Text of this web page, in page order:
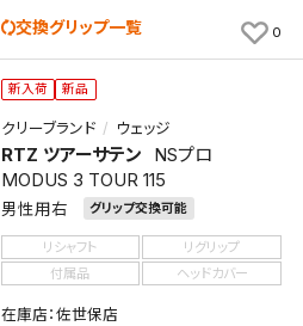
交換グリップ一覧 0
新入荷 新品
クリーブランド ウェッジ
RTZ ツアーサテン
NSプロ
MODUS 3 TOUR 115
男性用右 グリップ交換可能
リシャフト
リグリップ
付属品
ヘッドカバー
在庫店：佐世保店